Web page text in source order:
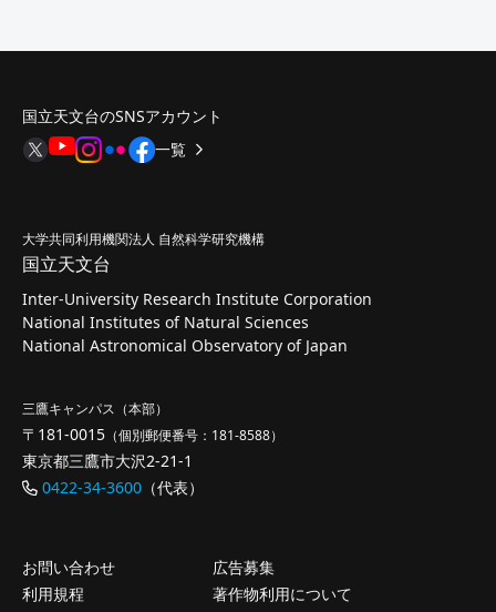
国立天文台のSNSアカウント
一覧
大学共同利用機関法人 自然科学研究機構
国立天文台
Inter-University Research Institute Corporation
National Institutes of Natural Sciences
National Astronomical Observatory of Japan
三鷹キャンパス（本部）
〒181-0015 （個別郵便番号：181-8588）
東京都三鷹市大沢2-21-1
0422-34-3600 （代表）
お問い合わせ
広告募集
利用規程
著作物利用について